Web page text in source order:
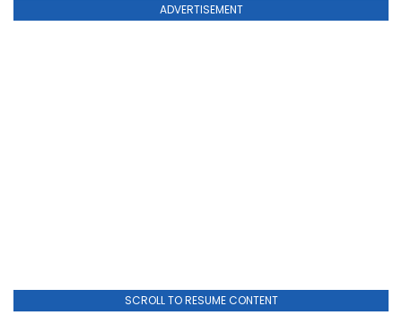
ADVERTISEMENT
SCROLL TO RESUME CONTENT